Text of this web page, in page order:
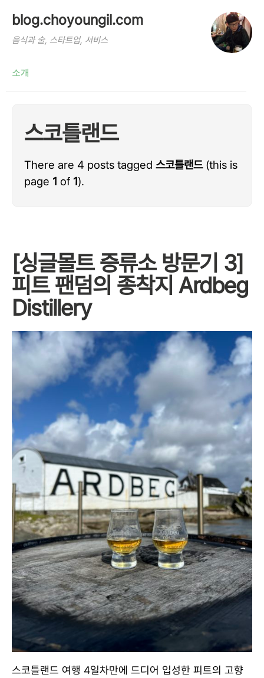
blog.choyoungil.com
음식과 술, 스타트업, 서비스
소개
스코틀랜드
There are 4 posts tagged 스코틀랜드(this is
page 1 of 1).
[싱글몰트 증류소 방문기 3]
피트 팬덤의 종착지 Ardbeg
Distillery
스코틀랜드 여행 4일차만에 드디어 입성한 피트의 고향